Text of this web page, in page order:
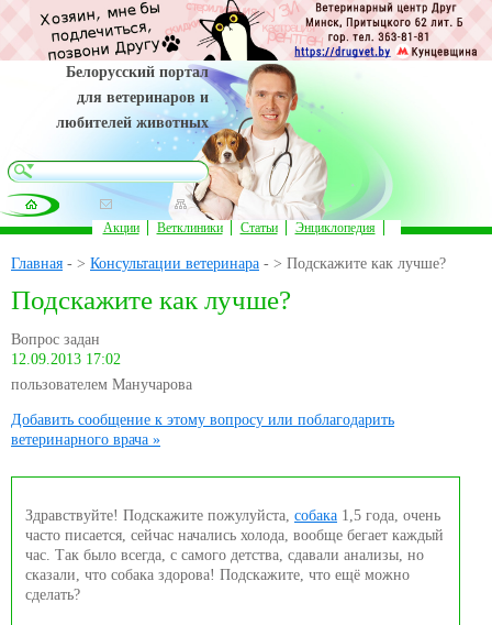
Белорусский портал
для ветеринаров и
любителей животных
Главная - > Консультации ветеринара - > Подскажите как лучше?
Подскажите как лучше?
Вопрос задан
12.09.2013 17:02
пользователем Манучарова
Добавить сообщение к этому вопросу или поблагодарить
ветеринарного врача »
Здравствуйте! Подскажите пожулуйста, собака 1,5 года, очень
часто писается, сейчас начались холода, вообще бегает каждый
час. Так было всегда, с самого детства, сдавали анализы, но
сказали, что собака здорова! Подскажите, что ещё можно
сделать?
Акции Ветклиники Статьи Энциклопедия